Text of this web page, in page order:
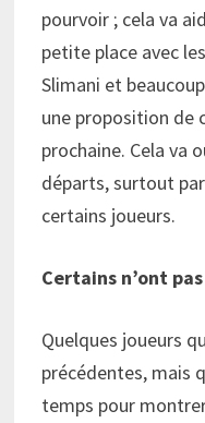
pourvoir ; cela va
petite place avec
Slimani et
une proposition de
prochaine. Cela va
départs, surtout
certains joueurs.
Certains n’ont
Quelques joueurs
précédentes, mais
temps pour